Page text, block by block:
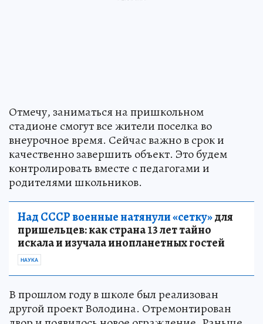
Отмечу, заниматься на пришкольном
стадионе смогут все жители поселка во
внеурочное время. Сейчас важно в срок и
качественно завершить объект. Это будем
контролировать вместе с педагогами и
родителями школьников.
Над СССР военные натянули «сетку»для
пришельцев: как страна 13 лет тайно
искала и изучала инопланетных гостей
НАУКА
В прошлом году в школе был реализован
другой проект Володина. Отремонтирован